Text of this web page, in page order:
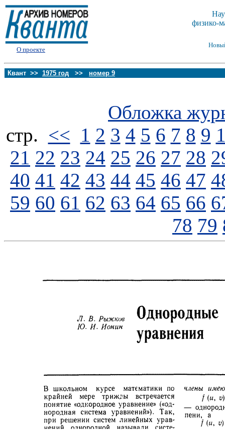
О проекте
физико-
Квант >> 1975 год >> номер 9
Обложка
стp. << 1 2 3 4 5 6 7 8 9
21 22 23 24 25 26 27 28
40 41 42 43 44 45 46 47
59 60 61 62 63 64 65 66
78 79